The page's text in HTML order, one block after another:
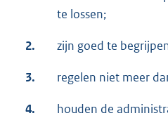
te lossen;
2. zijn goed te
3. regelen niet meer
4.
houden de